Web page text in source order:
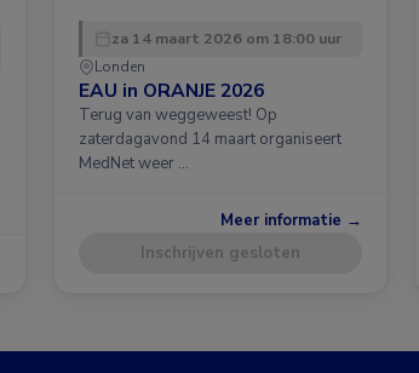
za 14 maart 2026 om 18:00 uur
Londen
EAU in ORANJE 2026
Terug van weggeweest! Op
zaterdagavond 14 maart organiseert
MedNet weer …
Meer informatie →
Inschrijven gesloten